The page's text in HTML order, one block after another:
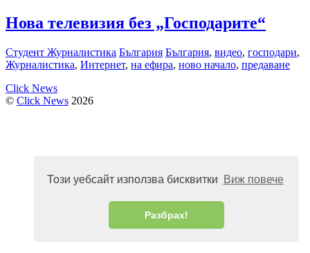
Този уебсайт използва бисквитки Виж повече
Разбрах!
Нова телевизия без „Господарите“
Студент Журналистика България България, видеo, господари,
Журналистика, Интернет, на ефира, ново начало, предаване
Click News
© Click News 2026